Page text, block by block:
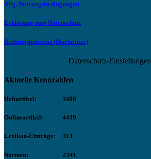
Allg. Nutzungsbedingungen
Erklärung zum Datenschutz
Haftungshinweise (Disclaimer)
Datenschutz-Einstellungen
Aktuelle Kennzahlen
Heftartikel: 3496
Onlineartikel: 4439
Lexikon-Einträge: 313
Normen: 2341